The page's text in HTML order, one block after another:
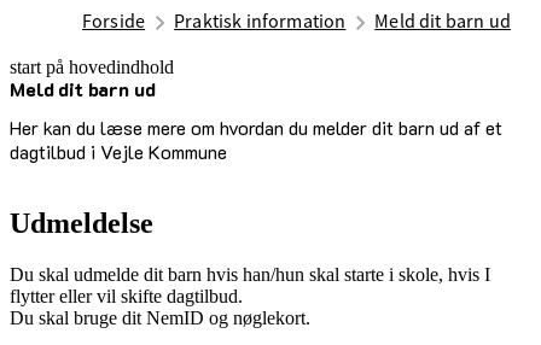
Forside Praktisk information Meld dit barn ud
start på hovedindhold
Meld dit barn ud
Her kan du læse mere om hvordan du melder dit barn ud af et
dagtilbud i Vejle Kommune
senest opdateret 27. juni 2025
Udmeldelse
Du skal udmelde dit barn hvis han/hun skal starte i skole, hvis I
flytter eller vil skifte dagtilbud.
Du skal bruge dit NemID og nøglekort.